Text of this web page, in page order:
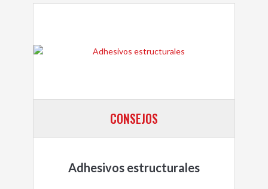
CONSEJOS
Adhesivos estructurales